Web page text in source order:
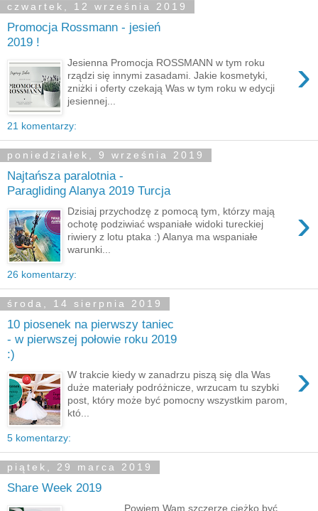
czwartek, 12 września 2019
Promocja Rossmann - jesień
2019 !
›
Jesienna Promocja ROSSMANN w tym roku
rządzi się innymi zasadami. Jakie kosmetyki,
zniżki i oferty czekają Was w tym roku w edycji
jesiennej...
21 komentarzy:
poniedziałek, 9 września 2019
Najtańsza paralotnia -
Paragliding Alanya 2019 Turcja
›
Dzisiaj przychodzę z pomocą tym, którzy mają
ochotę podziwiać wspaniałe widoki tureckiej
riwiery z lotu ptaka :) Alanya ma wspaniałe
warunki...
26 komentarzy:
środa, 14 sierpnia 2019
10 piosenek na pierwszy taniec
- w pierwszej połowie roku 2019
:)
›
W trakcie kiedy w zanadrzu piszą się dla Was
duże materiały podróżnicze, wrzucam tu szybki
post, który może być pomocny wszystkim parom,
któ...
5 komentarzy:
piątek, 29 marca 2019
Share Week 2019
Powiem Wam szczerze ciężko być